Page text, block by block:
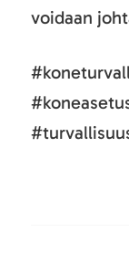
voidaan